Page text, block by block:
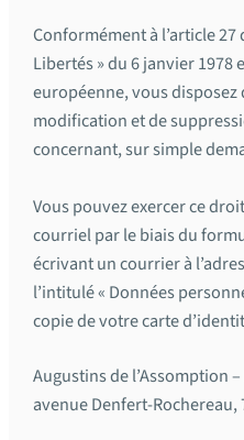
Conformément à l’article
Libertés » du 6 janvier 1978
européenne, vous disposez
modification et de
concernant, sur simple
Vous pouvez exercer ce
courriel par le biais du
écrivant un courrier à
l’intitulé « Données
copie de votre carte
Augustins de l’Assomption
avenue Denfert-Rochereau,